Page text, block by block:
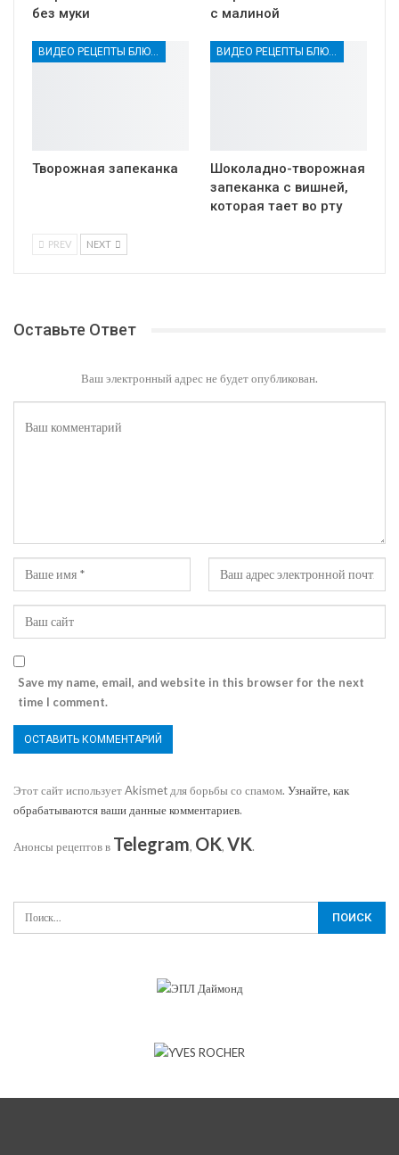
без муки
с малиной
ВИДЕО РЕЦЕПТЫ БЛЮД НА ЗАВТРАК
Творожная запеканка
ВИДЕО РЕЦЕПТЫ БЛЮД НА ЗАВТРАК
Шоколадно-творожная
запеканка с вишней,
которая тает во рту
PREV NEXT
Оставьте Ответ
Ваш электронный адрес не будет опубликован.
Save my name, email, and website in this browser for the next
time I comment.
Этот сайт использует Akismet для борьбы со спамом. Узнайте, как
обрабатываются ваши данные комментариев.
Анонсы рецептов в Telegram, OK, VK.